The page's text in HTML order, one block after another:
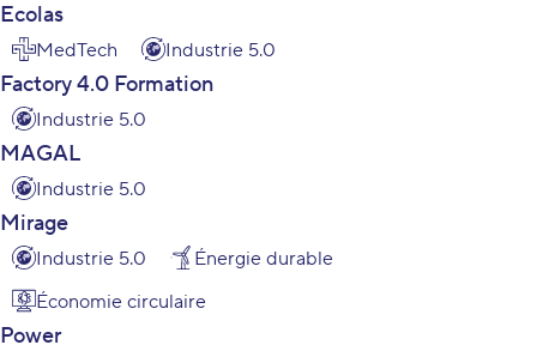
Ecolas
MedTech Industrie 5.0
Factory 4.0 Formation
Industrie 5.0
MAGAL
Industrie 5.0
Mirage
Industrie 5.0
Énergie durable
Économie circulaire
Power